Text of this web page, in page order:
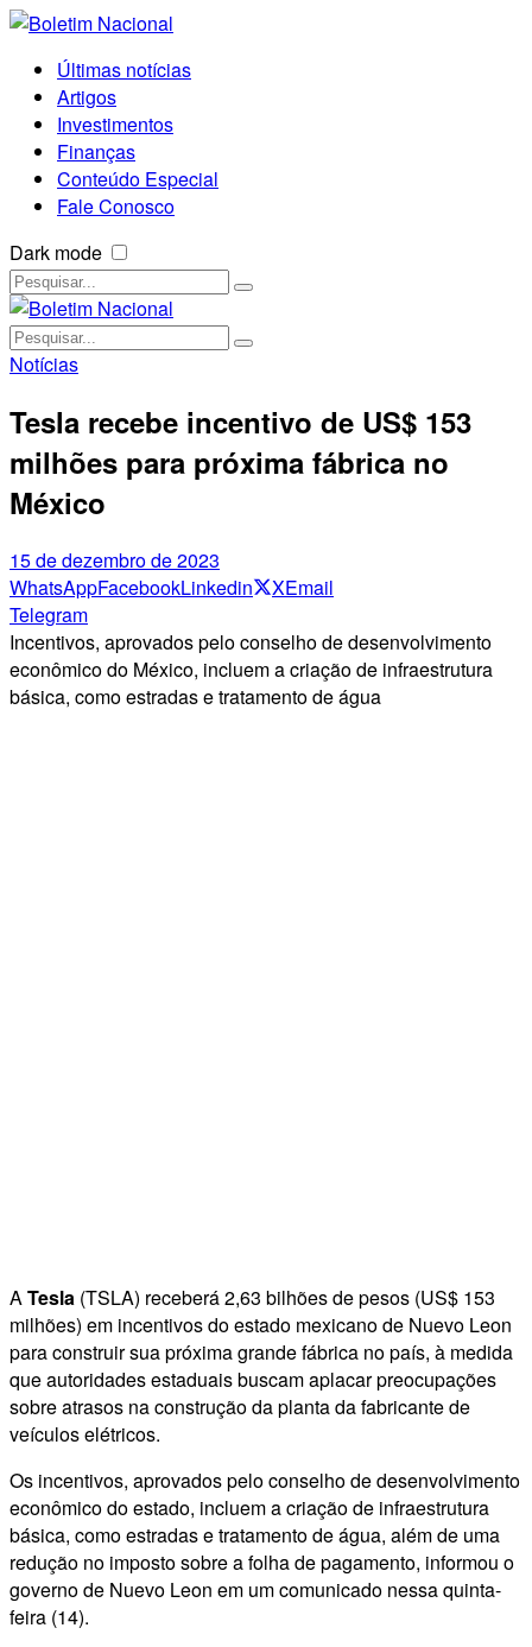
Últimas notícias
Artigos
Investimentos
Finanças
Conteúdo Especial
Fale Conosco
Dark mode
Notícias
Tesla recebe incentivo de US$ 153
milhões para próxima fábrica no
México
15 de dezembro de 2023
WhatsAppFacebookLinkedin XEmail
Telegram
Incentivos, aprovados pelo conselho de desenvolvimento
econômico do México, incluem a criação de infraestrutura
básica, como estradas e tratamento de água
ATesla (TSLA) receberá 2,63 bilhões de pesos (US$ 153
milhões) em incentivos do estado mexicano de Nuevo Leon
para construir sua próxima grande fábrica no país, à medida
que autoridades estaduais buscam aplacar preocupações
sobre atrasos na construção da planta da fabricante de
veículos elétricos.
Os incentivos, aprovados pelo conselho de desenvolvimento
econômico do estado, incluem a criação de infraestrutura
básica, como estradas e tratamento de água, além de uma
redução no imposto sobre a folha de pagamento, informou o
governo de Nuevo Leon em um comunicado nessa quinta-
feira (14).